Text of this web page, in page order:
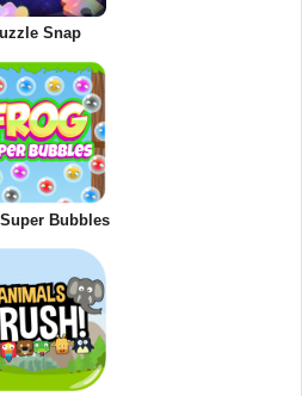
Snap
Bubbles